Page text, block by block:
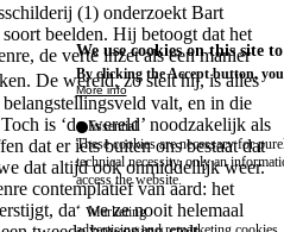
(1) onderzoekt Bart
beelden. Hij betoogt dat het
de verte inzet als een manier
De wereld, zo stelt hij, is alles
valt, en in die
is ‘de wereld’ noodzakelijk als
dat er iets buiten ons bestaat dat
dat altijd ook onmiddellijk weer.
contemplatief van aard: het
dat we ze nooit helemaal
We use cookies on this site
By clicking the Accept button,
More info
Essential
These cookies are necessary for
technical necessity, only an
access the website.
Marketing